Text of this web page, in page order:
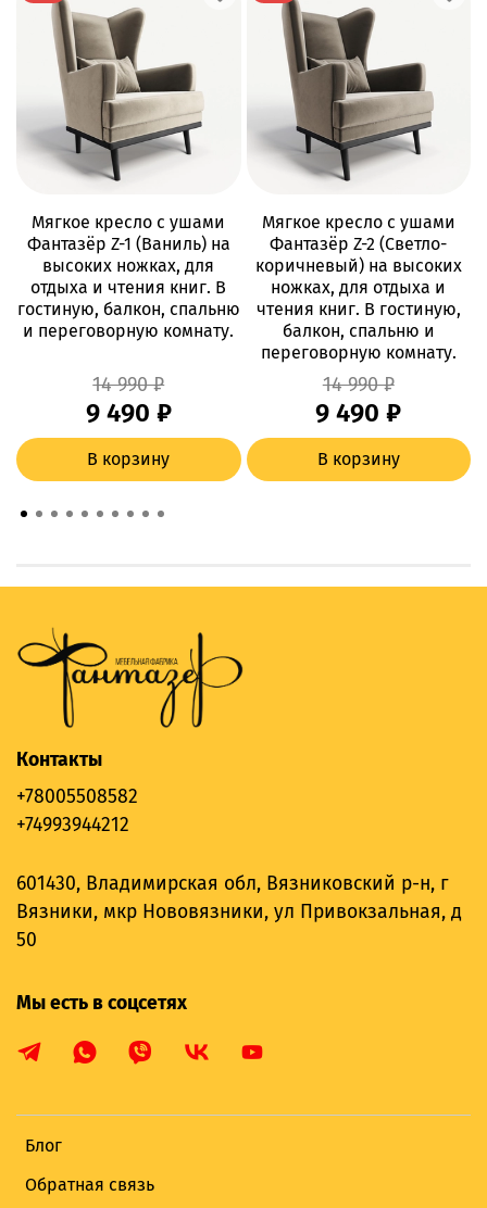
Мягкое кресло с ушами
Фантазёр Z-1 (Ваниль) на
высоких ножках, для
отдыха и чтения книг. В
гостиную, балкон, спальню
и переговорную комнату.
14 990 ₽
9 490 ₽
В корзину
Мягкое кресло с ушами
Фантазёр Z-2 (Светло-
коричневый) на высоких
ножках, для отдыха и
чтения книг. В гостиную,
балкон, спальню и
переговорную комнату.
14 990 ₽
9 490 ₽
В корзину
Блог
Обратная связь
Контакты
+78005508582
+74993944212
601430, Владимирская обл, Вязниковский р-н, г
Вязники, мкр Нововязники, ул Привокзальная, д
50
Мы есть в соцсетях